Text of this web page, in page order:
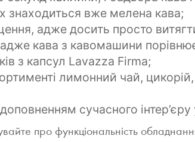
знаходиться вже мелена кава;
адже досить просто
кава з кавомашини
з капсул Lavazza Firma;
лимонний чай,
сучасного
про функціональність